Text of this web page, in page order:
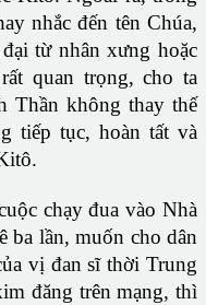
nhắc đến tên Chúa,
từ nhân xưng hoặc
quan trọng, cho ta
Thần không thay thế
tiếp tục, hoàn tất và
chạy đua vào Nhà
ba lần, muốn cho dân
vị đan sĩ thời Trung
đăng trên mạng, thì